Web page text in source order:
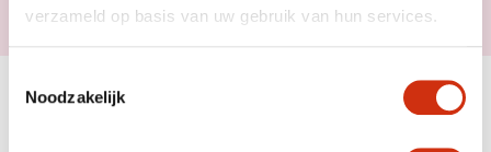
verzameld op basis van uw gebruik van hun services.
Noodzakelijk
PINUS
19 de Janeiro, 2026